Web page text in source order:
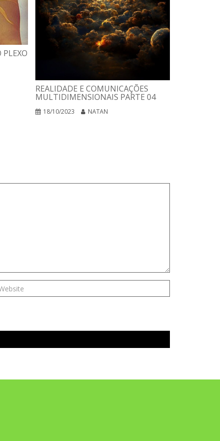
PLEXO
REALIDADE E COMUNICAÇÕES
MULTIDIMENSIONAIS PARTE 04
18/10/2023 NATAN